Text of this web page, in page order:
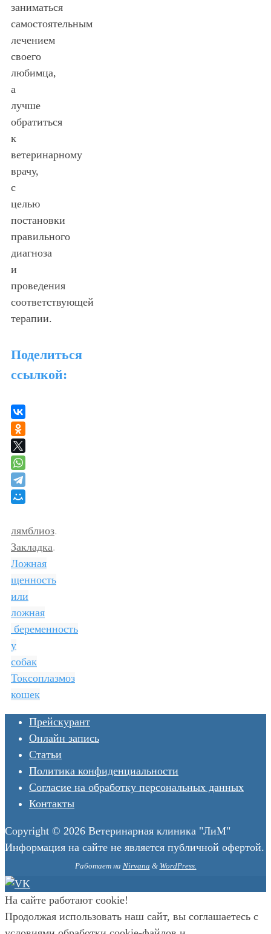
заниматься
самостоятельным
лечением
своего
любимца,
а
лучше
обратиться
к
ветеринарному
врачу,
с
целью
постановки
правильного
диагноза
и
проведения
соответствующей
терапии.
Поделиться
ссылкой:
лямблиоз.
Закладка.
Ложная
щенность
или
ложная
беременность
у
собак
Токсоплазмоз
кошек
Прейскурант
Онлайн запись
Статьи
Политика конфиденциальности
Согласие на обработку персональных данных
Контакты
Copyright © 2026 Ветеринарная клиника "ЛиМ"
Информация на сайте не является публичной офертой.
Работает на Nirvana & WordPress.
На сайте работают cookie!
Продолжая использовать наш сайт, вы соглашаетесь с